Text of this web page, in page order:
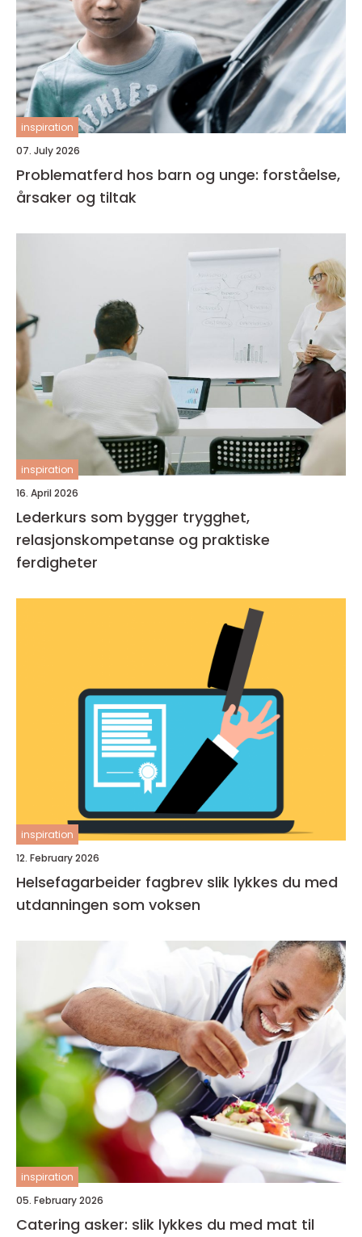
inspiration
07. July 2026
Problematferd hos barn og unge: forståelse,
årsaker og tiltak
inspiration
16. April 2026
Lederkurs som bygger trygghet,
relasjonskompetanse og praktiske
ferdigheter
inspiration
12. February 2026
Helsefagarbeider fagbrev slik lykkes du med
utdanningen som voksen
inspiration
05. February 2026
Catering asker: slik lykkes du med mat til